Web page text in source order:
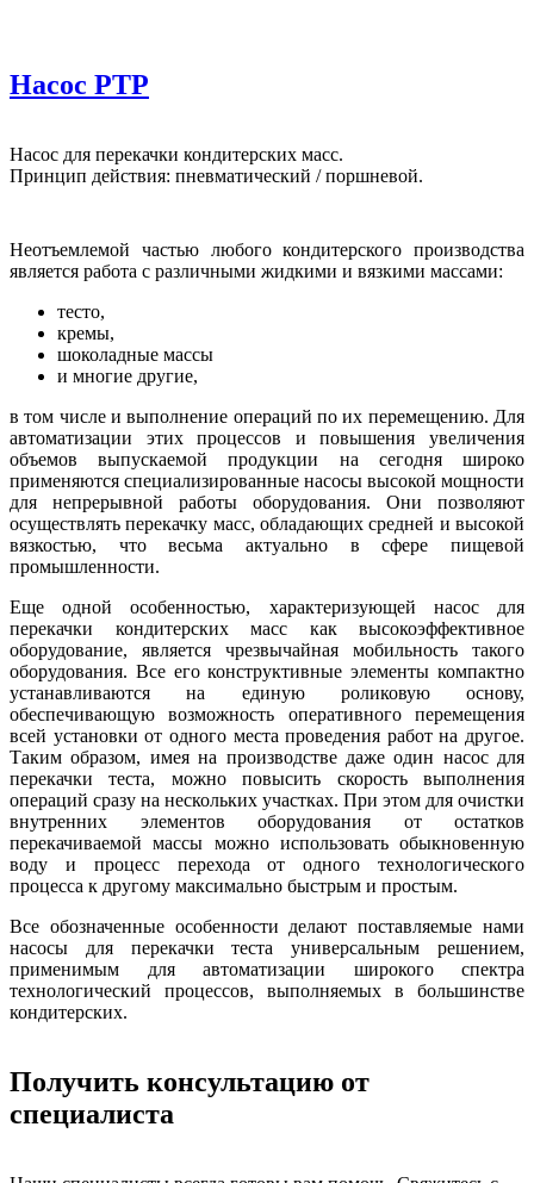
Насос PTP
Насос для перекачки кондитерских масс.
Принцип действия: пневматический / поршневой.
Неотъемлемой частью любого кондитерского производства
является работа с различными жидкими и вязкими массами:
тесто,
кремы,
шоколадные массы
и многие другие,
в том числе и выполнение операций по их перемещению. Для
автоматизации этих процессов и повышения увеличения
объемов выпускаемой продукции на сегодня широко
применяются специализированные насосы высокой мощности
для непрерывной работы оборудования. Они позволяют
осуществлять перекачку масс, обладающих средней и высокой
вязкостью, что весьма актуально в сфере пищевой
промышленности.
Еще одной особенностью, характеризующей насос для
перекачки кондитерских масс как высокоэффективное
оборудование, является чрезвычайная мобильность такого
оборудования. Все его конструктивные элементы компактно
устанавливаются на единую роликовую основу,
обеспечивающую возможность оперативного перемещения
всей установки от одного места проведения работ на другое.
Таким образом, имея на производстве даже один насос для
перекачки теста, можно повысить скорость выполнения
операций сразу на нескольких участках. При этом для очистки
внутренних элементов оборудования от остатков
перекачиваемой массы можно использовать обыкновенную
воду и процесс перехода от одного технологического
процесса к другому максимально быстрым и простым.
Все обозначенные особенности делают поставляемые нами
насосы для перекачки теста универсальным решением,
применимым для автоматизации широкого спектра
технологический процессов, выполняемых в большинстве
кондитерских.
Получить консультацию от
специалиста